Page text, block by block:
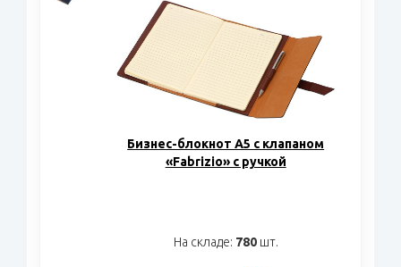
Бизнес-блокнот А5 с клапаном
«Fabrizio» с ручкой
На складе: 780шт.